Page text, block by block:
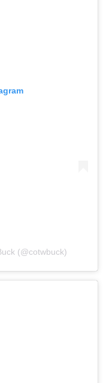
(@cotwbuck)